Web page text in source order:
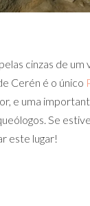
cinzas de um
Cerén é o único
e uma
Se
este lugar!